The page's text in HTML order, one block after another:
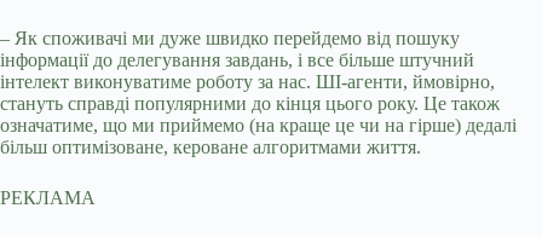
– Як споживачі ми дуже швидко перейдемо від пошуку
інформації до делегування завдань, і все більше штучний
інтелект виконуватиме роботу за нас. ШІ-агенти, ймовірно,
стануть справді популярними до кінця цього року. Це також
означатиме, що ми приймемо (на краще це чи на гірше) дедалі
більш оптимізоване, кероване алгоритмами життя.
РЕКЛАМА